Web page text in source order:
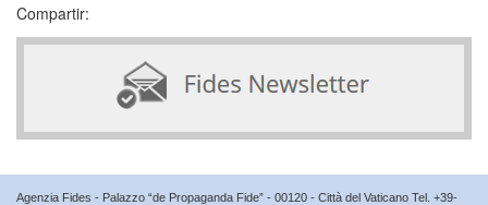
Compartir:
Agenzia Fides - Palazzo “de Propaganda Fide” - 00120 - Città del Vaticano Tel. +39-